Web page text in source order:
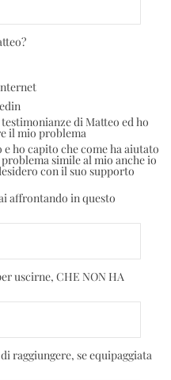
di Matteo ed ho
il mio problema
ho capito che come ha aiutato
simile al mio anche io
con il suo supporto
affrontando in questo
uscirne, CHE NON HA
raggiungere, se equipaggiata